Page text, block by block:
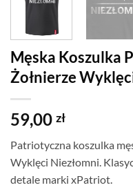
Męska Koszulka
Żołnierze
59,00 zł
Patriotyczna koszulka
Wyklęci Niezłomni.
detale marki xPatriot.